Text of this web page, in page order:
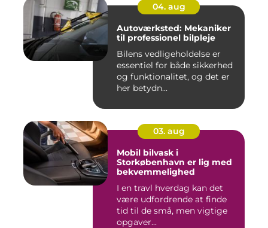
04. aug
Autoværksted: Mekaniker
til professionel bilpleje
Bilens vedligeholdelse er
essentiel for både sikkerhed
og funktionalitet, og det er
her betydn...
03. aug
Mobil bilvask i
Storkøbenhavn er lig med
bekvemmelighed
I en travl hverdag kan det
være udfordrende at finde
tid til de små, men vigtige
opgaver...